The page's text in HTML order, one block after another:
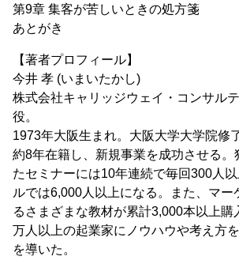
第9章 集客が苦しいときの処方箋
あとがき
【著者プロフィール】
今井 孝 (いまいたかし)
株式会社キャリッジウェイ・コンサル
役。
1973年大阪生まれ。大阪大学大学院修
約8年在籍し、新規事業を成功させる。
たセミナーには10年連続で毎回300人
ルでは6,000人以上になる。また、マー
るさまざまな教材が累計3,000本以上購
万人以上の起業家にノウハウや考え方
を導いた。